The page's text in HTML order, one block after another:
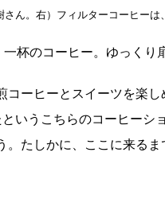
ん。右）フィルターコーヒーは
一杯のコーヒー。ゆっく
コーヒーとスイーツを楽
いうこちらのコーヒーシ
。たしかに、ここに来るま